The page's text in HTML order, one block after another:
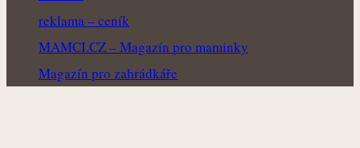
reklama – ceník
MAMCI.CZ – Magazín pro maminky
Magazín pro zahrádkáře